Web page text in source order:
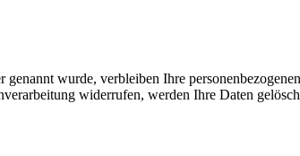
wurde, verbleiben Ihre
widerrufen, werden Ihre Daten